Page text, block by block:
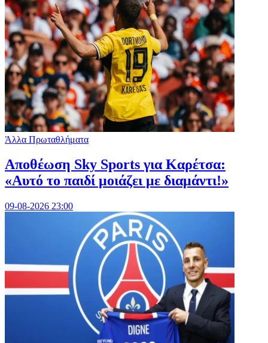
Άλλα Πρωταθλήματα
Αποθέωση Sky Sports για Καρέτσα:
«Αυτό το παιδί μοιάζει με διαμάντι!»
09-08-2026 23:00